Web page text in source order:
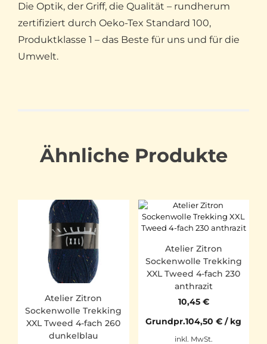
Die Optik, der Griff, die Qualität – rundherum
zertifiziert durch Oeko-Tex Standard 100,
Produktklasse 1 – das Beste für uns und für die
Umwelt.
Ähnliche Produkte
Atelier Zitron
Sockenwolle Trekking
XXL Tweed 4-fach 260
dunkelblau
Atelier Zitron
Sockenwolle Trekking
XXL Tweed 4-fach 230
anthrazit
10,45 €
Grundpr.104,50€ / kg
inkl. MwSt.